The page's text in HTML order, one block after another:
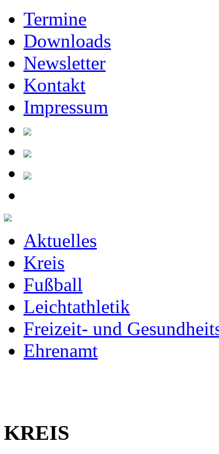
Termine
Downloads
Newsletter
Kontakt
Impressum
Aktuelles
Kreis
Fußball
Leichtathletik
Freizeit- und
Ehrenamt
KREIS